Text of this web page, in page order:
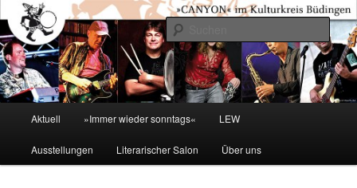
primären
Inhalt
springenKulturkreis Buedingen
Aktuell »Immer wieder sonntags« LEW
Ausstellungen Literarischer Salon Über uns